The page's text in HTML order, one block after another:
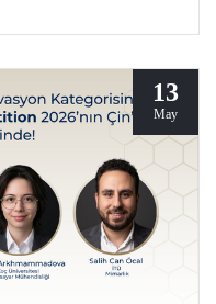
13
May